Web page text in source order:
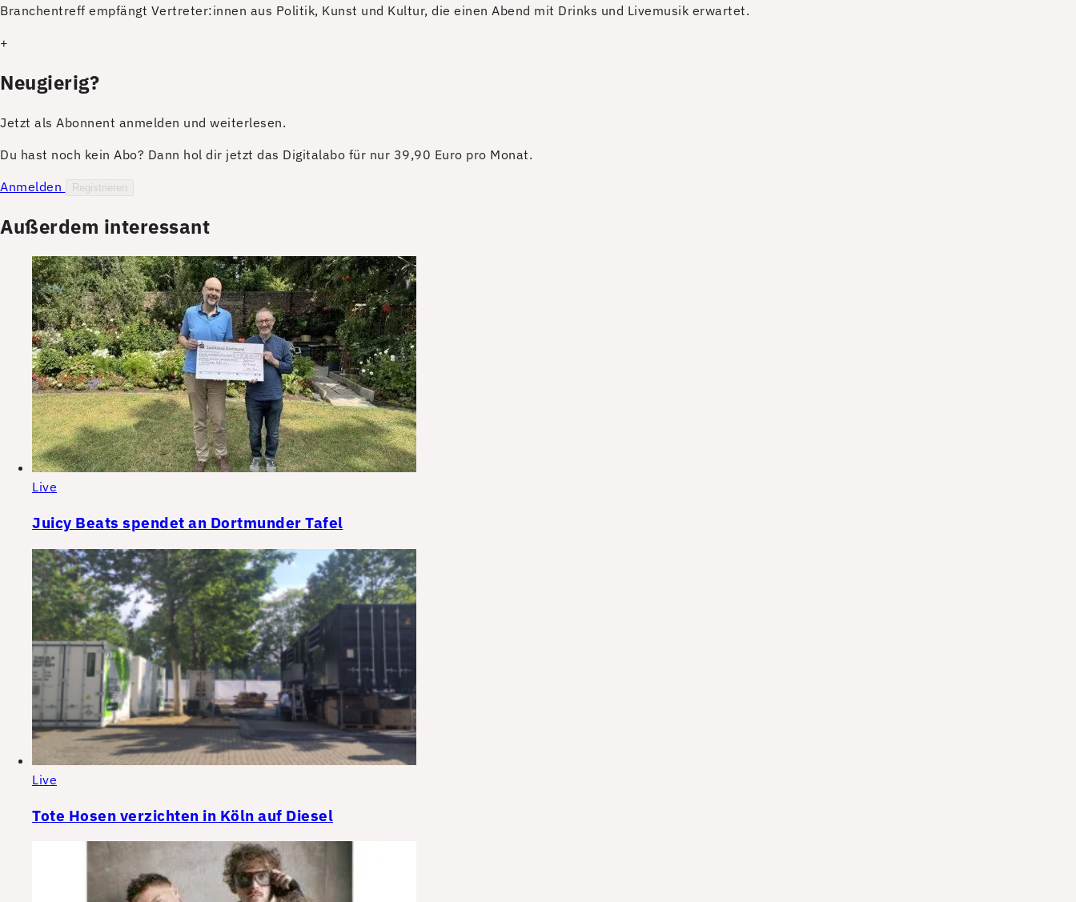
Branchentreff empfängt Vertreter:innen aus Politik, Kunst und Kultur, die einen Abend mit Drinks und Livemusik erwartet.
+
Neugierig?
Jetzt als Abonnent anmelden und weiterlesen.
Du hast noch kein Abo? Dann hol dir jetzt das Digitalabo für nur 39,90 Euro pro Monat.
Anmelden
Registrieren
Außerdem interessant
Live
Juicy Beats spendet an Dortmunder Tafel
Live
Tote Hosen verzichten in Köln auf Diesel